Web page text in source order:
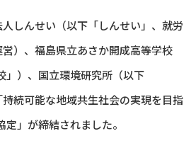
しんせい（以下「しんせい」、就労
）、福島県立あさか開成高等学校
」）、国立環境研究所（以下
持続可能な地域共生社会の実現を目指
」が締結されました。